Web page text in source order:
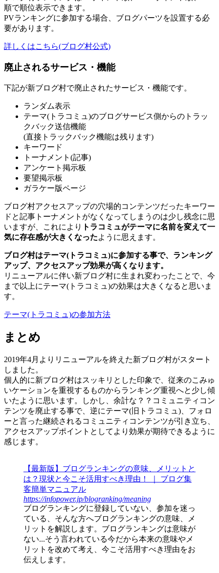
順で順位表示できます。
PVランキングに参加する場合、ブログパーツを設置する必
要があります。
詳しくはこちら(ブログ村公式)
廃止されるサービス・機能
下記が新ブログ村で廃止されたサービス・機能です。
ランダム表示
テーマ(トラコミュ)のブログサービス側からのトラッ
クバック送信機能
(直接トラックバック機能は残ります)
キーワード
トーナメント(記事)
アンケート掲示板
要望掲示板
ガラケー版ページ
ブログ村アクセスアップの穴場的コンテンツだったキーワー
ドと記事トーナメントがなくなってしまうのは少し残念に思
いますが、これにより
トラコミュがテーマに名前を変えて一
気に存在感が大きくなったように思えます。
ブログ村はテーマ(トラコミュ)に参加する事で、ランキング
アップ、アクセスアップ効果が高くなります。
リニューアルに伴い新ブログ村に生まれ変わったことで、今
まで以上にテーマ(トラコミュ)の効果は大きくなると思いま
す。
テーマ(トラコミュ)の参加方法
まとめ
2019年4月よりリニューアルを終えた新ブログ村がスタート
しました。
個人的に新ブログ村はスッキリとした印象で、従来のこみゅ
いケーションを重視するものからランキング重視へと少し傾
いたように思います。しかし、余計な？？コミュニティコン
テンツを廃止する事で、逆にテーマ(旧トラコミュ)、フォロ
ーと言った継続されるコミュニティコンテンツが引き立ち、
アクセスアップポイントとしてより効果が期待できるように
感じます。
【最新版】ブログランキングの意味、メリットと
は？現状と今こそ活用すべき理由！ ｜ ブログ集
客簡単マニュアル
https://infopower.jp/blogranking/meaning
ブログランキングに登録していない、参加を迷っ
ている、そんな方へブログランキングの意味、メ
リットを解説します。ブログランキングは意味が
ない...そう言われている今だから本来の意味やメ
リットを改めて考え、今こそ活用すべき理由をお
伝えします。